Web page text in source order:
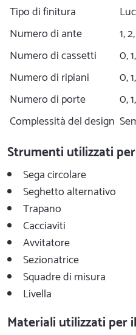
Tipo di finitura
Numero di ante
1,
Numero di cassetti
0,
Numero di ripiani
0,
Numero di porte
0,
Complessità del design
Strumenti utilizzati
Sega circolare
Seghetto alternativo
Trapano
Cacciaviti
Avvitatore
Sezionatrice
Squadre di misura
Livella
Materiali utilizzati per